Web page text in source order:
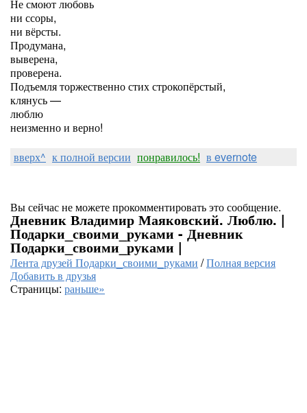
Не смоют любовь
ни ссоры,
ни вёрсты.
Продумана,
выверена,
проверена.
Подъемля торжественно стих строкопёрстый,
клянусь —
люблю
неизменно и верно!
вверх^ к полной версии понравилось! в evernote
Вы сейчас не можете прокомментировать это сообщение.
Дневник Владимир Маяковский. Люблю. |
Подарки_своими_руками - Дневник
Подарки_своими_руками |
Лента друзей Подарки_своими_руками /Полная версия
Добавить в друзья
Страницы: раньше»